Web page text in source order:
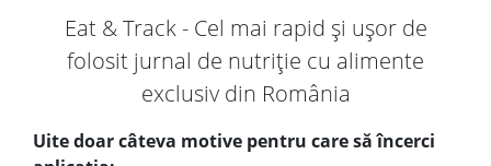
Eat & Track - Cel mai rapid și ușor de
folosit jurnal de nutriție cu alimente
exclusiv din România
Uite doar câteva motive pentru care să încerci